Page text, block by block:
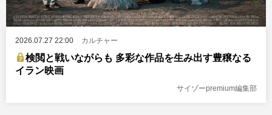
2026.07.27 22:00 カルチャー
検閲と戦いながらも 多彩な作品を生み出す豊穣なる
イラン映画
サイゾーpremium編集部